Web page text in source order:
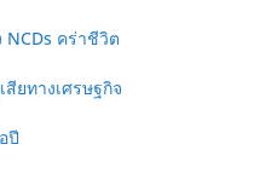
NCDs คร่าชีวิต
ยทางเศรษฐกิจ
ปี